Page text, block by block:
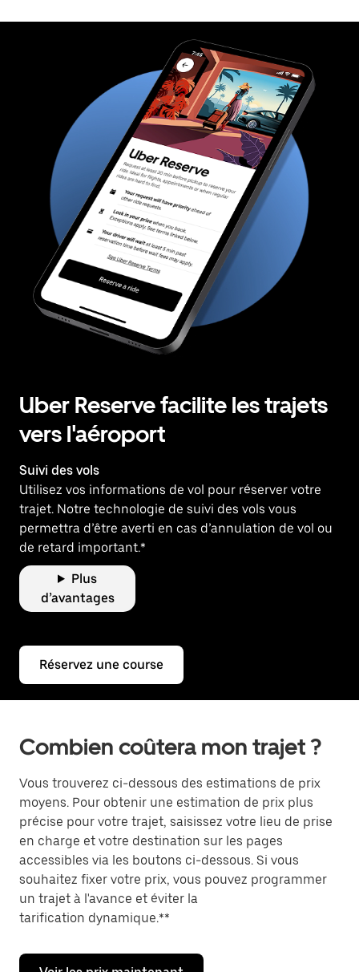
Uber Reserve facilite les trajets
vers l'aéroport
Suivi des vols
Utilisez vos informations de vol pour réserver votre
trajet. Notre technologie de suivi des vols vous
permettra d’être averti en cas d’annulation de vol ou
de retard important.*
Plus
d’avantages
Réservez une course
Combien coûtera mon trajet ?
Vous trouverez ci-dessous des estimations de prix
moyens. Pour obtenir une estimation de prix plus
précise pour votre trajet, saisissez votre lieu de prise
en charge et votre destination sur les pages
accessibles via les boutons ci-dessous. Si vous
souhaitez fixer votre prix, vous pouvez programmer
un trajet à l'avance et éviter la
tarification dynamique.**